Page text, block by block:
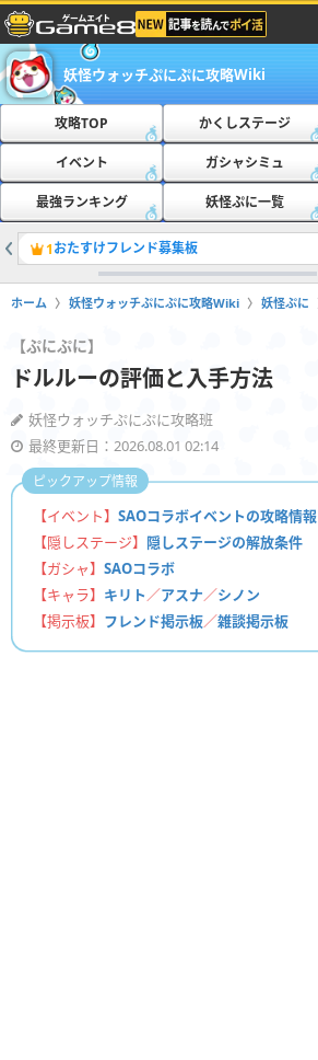
妖怪ウォッチぷにぷに攻略Wiki
攻略TOP かくしステージ
イベント ガシャシミュ
最強ランキング 妖怪ぷに一覧
1おたすけフレンド募集板
ホーム 妖怪ウォッチぷにぷに攻略Wiki 妖怪ぷに
【ぷにぷに】
ドルルーの評価と入手方法
妖怪ウォッチぷにぷに攻略班
最終更新日：2026.08.01 02:14
【イベント】 SAOコラボイベントの攻略情報
【隠しステージ】 隠しステージの解放条件
【ガシャ】 SAOコラボ
【キャラ】 キリト／アスナ／シノン
【掲示板】 フレンド掲示板／雑談掲示板
ピックアップ情報